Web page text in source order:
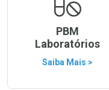
PBM
Laboratórios
Saiba Mais >